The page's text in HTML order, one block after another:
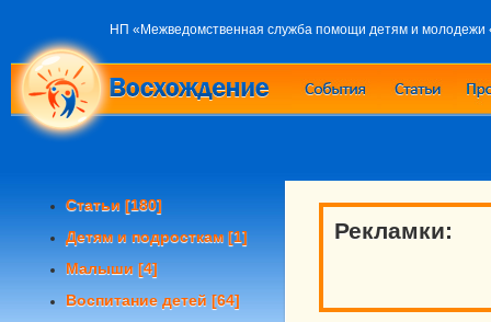
НП «Межведомственная служба помощи детям и молодежи
Статьи [180]
Детям и подросткам [1]
Малыши [4]
Воспитание детей [64]
Рекламки: